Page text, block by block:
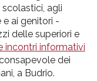
agli
ai genitori -
delle superiori e
incontri informativi
dei
a Budrio.